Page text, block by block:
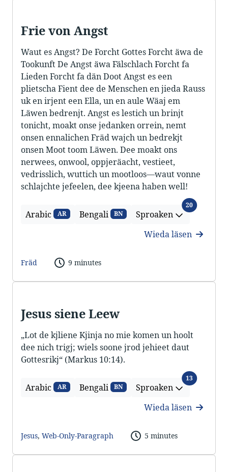
Frie von Angst
Waut es Angst? De Forcht Gottes Forcht äwa de
Tookunft De Angst äwa Fälschlach Forcht fa
Lieden Forcht fa dän Doot Angst es een
plietscha Fient dee de Menschen en jieda Rauss
uk en irjent een Ella, un en aule Wäaj em
Läwen bedrenjt. Angst es lestich un brinjt
tonicht, moakt onse jedanken orrein, nemt
onsen ennalichen Fräd wajch un bedrekjt
onsen Moot toom Läwen. Dee moakt ons
nerwees, onwool, oppjeräacht, vestieet,
vedrisslich, wuttich un mootloos—waut vonne
schlajchte jefeelen, dee kjeena haben well!
Arabic AR Bengali BN Sproaken
20Sproaken
Wieda läsen
Fräd 9 minutes
Jesus siene Leew
„Lot de kjliene Kjinja no mie komen un hoolt
dee nich trigj; wiels soone jrod jehieet daut
Gottesrikj“ (Markus 10:14).
Arabic AR Bengali BN Sproaken
13Sproaken
Wieda läsen
Jesus, Web-Only-Paragraph 5 minutes